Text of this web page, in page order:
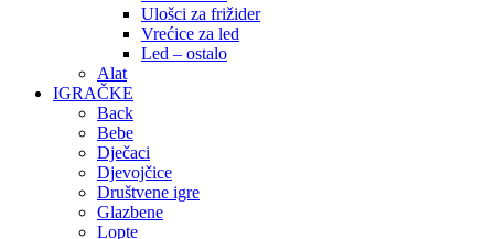
Ulošci za frižider
Vrećice za led
Led – ostalo
Alat
IGRAČKE
Back
Bebe
Dječaci
Djevojčice
Društvene igre
Glazbene
Lopte